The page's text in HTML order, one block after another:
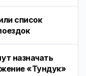
список
назначать
«Тундук»